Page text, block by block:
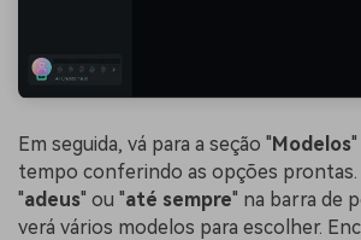
Em seguida, vá para a seção "Modelos
tempo conferindo as opções prontas.
"adeus" ou "até sempre" na barra de
verá vários modelos para escolher.